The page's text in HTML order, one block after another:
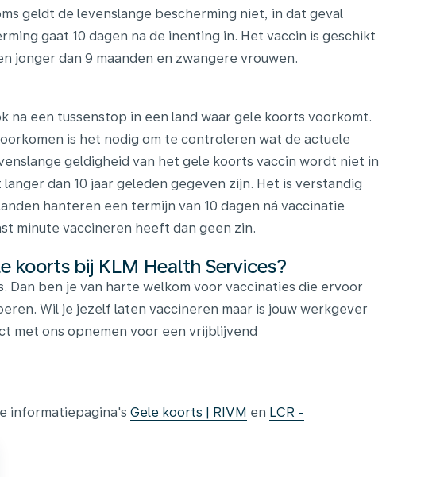
geldt de levenslange bescherming niet, in dat geval
gaat 10 dagen na de inenting in. Het vaccin is geschikt
jonger dan 9 maanden en zwangere vrouwen.
na een tussenstop in een land waar gele koorts voorkomt.
is het nodig om te controleren wat de actuele
geldigheid van het gele koorts vaccin wordt niet in
dan 10 jaar geleden gegeven zijn. Het is verstandig
hanteren een termijn van 10 dagen ná vaccinatie
minute vaccineren heeft dan geen zin.
koorts bij KLM Health Services?
Dan ben je van harte welkom voor vaccinaties die ervoor
Wil je jezelf laten vaccineren maar is jouw werkgever
met ons opnemen voor een vrijblijvend
informatiepagina's Gele koorts | RIVM en LCR -